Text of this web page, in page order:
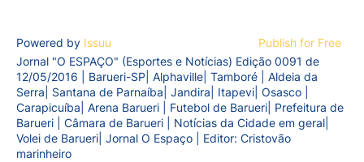
Powered by Issuu
Publish for Free
Jornal "O ESPAÇO" (Esportes e Notícias) Edição 0091 de
12/05/2016 | Barueri-SP| Alphaville| Tamboré | Aldeia da
Serra| Santana de Parnaíba| Jandira| Itapevi| Osasco |
Carapicuíba| Arena Barueri | Futebol de Barueri| Prefeitura de
Barueri | Câmara de Barueri | Notícias da Cidade em geral|
Volei de Barueri| Jornal O Espaço | Editor: Cristovão
marinheiro